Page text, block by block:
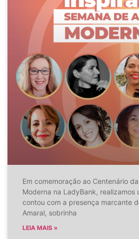
Em comemoração ao Centenário
Moderna na LadyBank, realizamos
contou com a presença marcante
Amaral, sobrinha
LEIA MAIS »